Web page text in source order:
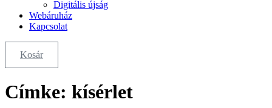
Digitális újság
Webáruház
Kapcsolat
Kosár
Címke: kísérlet